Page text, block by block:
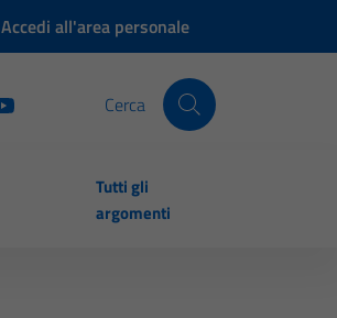
Accedi all'area personale
Cerca
Tutti gli
argomenti